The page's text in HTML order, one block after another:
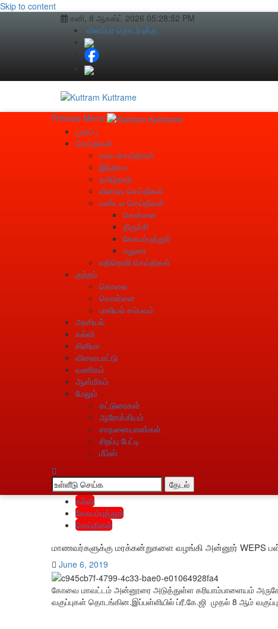
Skip to content
சனி, 8 ஆகஸ்ட் 2026 05:28:53 PM
விளம்பர தொடர்புக்கு
Primary Menu
முகப்பு
செய்திகள்
உலக செய்திகள்
இந்தியா
தமிழ்நாடு
விரைவு செய்திகள்
மண்டல செய்திகள்
சென்னை
திருச்சி
கோயம்புத்தூர்
மதுரை
எதிரொலி செய்திகள்
குற்றம்
கொலை
கொள்ளை
பாலியல் சம்பவம்
அரசியல்
கல்வி
சினிமா
விளையாட்டு
வணிகம்
ஆன்மீகம்
மேலும்
கட்டுரைகள்
ஆரோக்கியம்
சாதனையாளா்கள்
சிறப்பு பேட்டி
மீம்ஸ்
தேடல்
கல்வி
கோயம்புத்தூர்
செய்திகள்
மாணவர்களுக்கு மரக்கன்றுகளை வழங்கி அன்னூர் WEPS
June 6, 2019
கோவை மாவட்டம் அன்னூரை அடுத்துள்ள கரியாம்பாளையம் அருகே
வகுப்புகள் தொடங்கின.இப்பள்ளியில் ப்ரீ.கே.ஜி‌ முதல் 8 ஆம்